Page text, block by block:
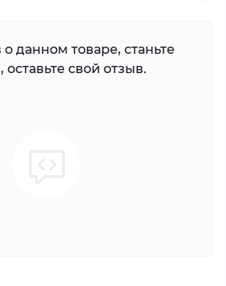
данном товаре, станьте
свой отзыв.